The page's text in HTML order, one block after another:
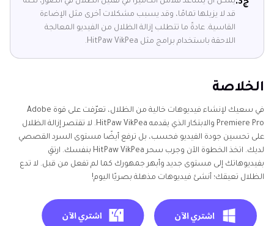
ج3.
قد لا يزيلها تمامًا، وقد يسبب مشكلات أخرى مثل الإضاءة
القاسية. عادةً ما تتطلب إزالة الظلال من الفيديو المعالجة
اللاحقة باستخدام برامج مثل HitPaw VikPea.
الخلاصة
في سعيك لإنشاء فيديوهات خالية من الظلال، تعرّفت على قوة Adobe
Premiere Pro والابتكار الذي يقدمه HitPaw VikPea. لا تقتصر إزالة الظلال
على تحسين جودة الفيديو فحسب، بل ترفع أيضًا مستوى السرد القصصي
لديك. اتخذ الخطوة الآن وجرب سحر HitPaw VikPea بنفسك. ارتقِ
بفيديوهاتك إلى مستوى جديد وأبهر جمهورك كما لم تفعل من قبل. لا تدع
الظلال تعيقك؛ أنشئ فيديوهات مذهلة بصريًا اليوم!